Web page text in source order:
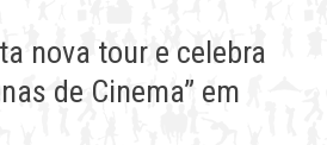
nova tour e celebra
de Cinema” em